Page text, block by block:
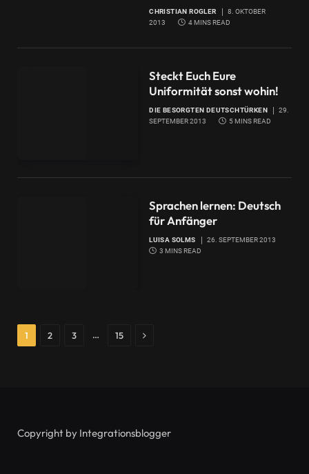
CHRISTIAN ROGLER
8. OKTOBER
2013
4 MINS READ
Steckt Euch Eure
Uniformität sonst wohin!
DIE BESORGTEN DEUTSCHTÜRKEN
29.
SEPTEMBER 2013
5 MINS READ
Sprachen lernen: Deutsch
für Anfänger
LUISA SOLMS
26. SEPTEMBER 2013
3 MINS READ
1 2 3 … 15 Next
Copyright by Integrationsblogger